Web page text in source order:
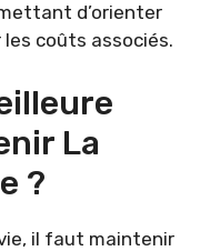
d’orienter
coûts associés.
La
?
il faut maintenir